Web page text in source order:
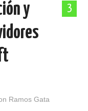
3
y
Ramos Gata